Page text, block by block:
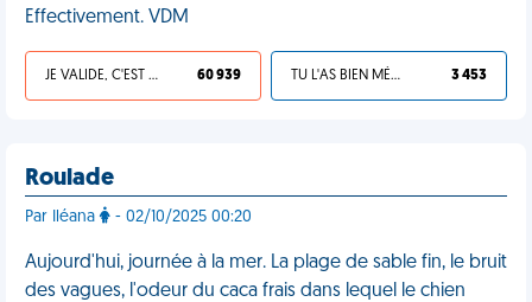
Effectivement. VDM
JE VALIDE, C'EST UNE VDM 60 939 TU L'AS BIEN MÉRITÉ 3 453
Roulade
Par Iléana - 02/10/2025 00:20
Aujourd'hui, journée à la mer. La plage de sable fin, le bruit
des vagues, l'odeur du caca frais dans lequel le chien